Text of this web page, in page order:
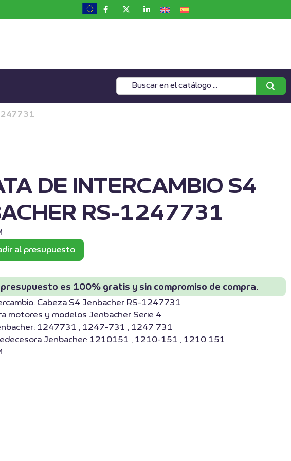
DE INTERCAMBIO S4
RS-1247731
al presupuesto
es 100% gratis y sin compromiso de compra.
Cabeza S4 Jenbacher RS-1247731
motores y modelos Jenbacher Serie 4
1247731 , 1247-731 , 1247 731
Jenbacher: 1210151 , 1210-151 , 1210 151